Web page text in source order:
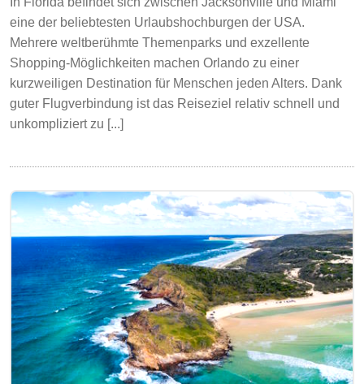
eine der beliebtesten Urlaubshochburgen der USA.
Mehrere weltberühmte Themenparks und exzellente
Shopping-Möglichkeiten machen Orlando zu einer
kurzweiligen Destination für Menschen jeden Alters. Dank
guter Flugverbindung ist das Reiseziel relativ schnell und
unkompliziert zu [...]